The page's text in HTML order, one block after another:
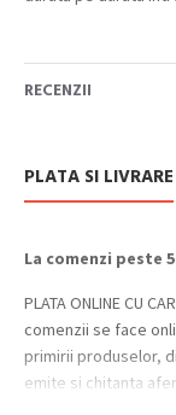
RECENZII
PLATA SI LIVRARE
La comenzi peste
PLATA ONLINE CU
comenzii se face
primirii produselor,
emite si chitanta